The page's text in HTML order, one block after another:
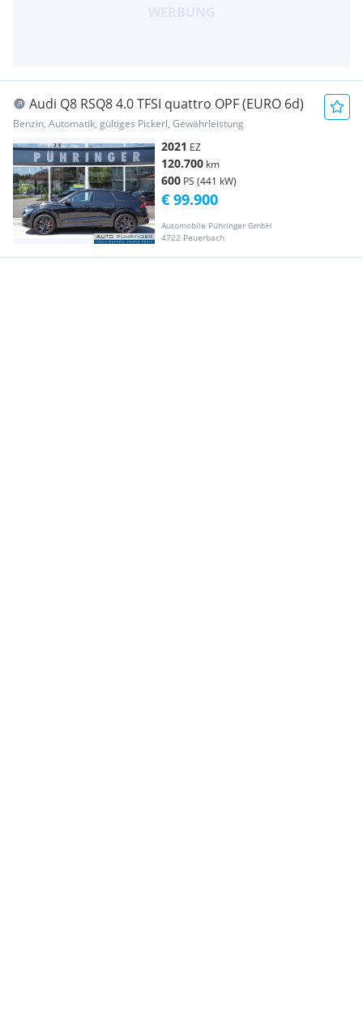
Audi Q8 RSQ8 4.0 TFSI quattro OPF (EURO 6d)
Benzin, Automatik, gültiges Pickerl, Gewährleistung
2021 EZ
120.700 km
600 PS (441 kW)
Automobile Pühringer GmbH
4722 Peuerbach
€ 99.900